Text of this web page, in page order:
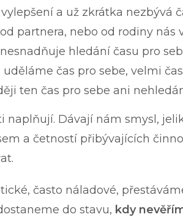
a už zkrátka nezbývá
partnera, nebo od rodiny
hledání času pro
uděláme čas pro sebe, velmi
ten čas pro sebe ani
naplňují. Dávají nám smysl,
a četností přibývajících
často náladové,
do stavu, kdy